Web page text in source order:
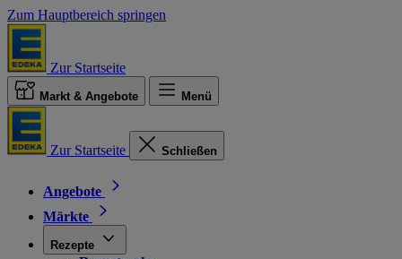
Zum Hauptbereich springen
Zur Startseite
Markt & Angebote Menü
Zur Startseite Schließen
Angebote
Märkte
Rezepte